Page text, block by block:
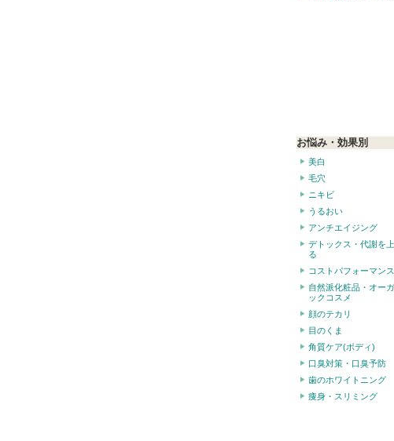
お悩み・効果別
美白
毛穴
ニキビ
うるおい
アンチエイジング
デトックス・代謝を
る
コストパフォーマンス
自然派化粧品・オー
ックコスメ
顔のテカリ
目のくま
角質ケア(ボディ)
口臭対策・口臭予防
歯のホワイトニング
痩身・スリミング